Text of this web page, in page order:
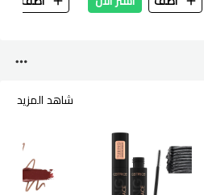
شاهد المزيد